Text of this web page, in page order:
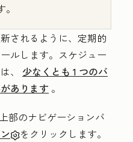
されるように、定期的
ルします。スケジュー
、 少なくとも 1 つのバ
あります 。
部のナビゲーションバ
をクリックします。